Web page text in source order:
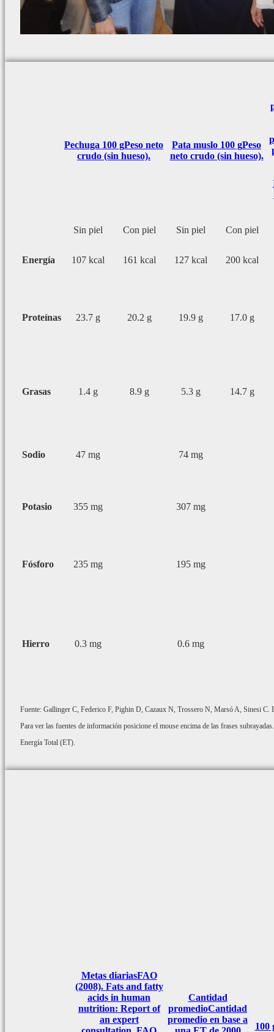
Pechuga 100 gPeso neto
crudo (sin hueso).
Pata muslo 100 gPeso
neto crudo (sin hueso).
Sin piel Con piel Sin piel Con piel
Energía 107 kcal 161 kcal 127 kcal 200 kcal
Proteínas 23.7 g 20.2 g 19.9 g 17.0 g
Grasas 1.4 g 8.9 g 5.3 g 14.7 g
Sodio 47 mg 74 mg
Potasio 355 mg 307 mg
Fósforo 235 mg 195 mg
Hierro 0.3 mg 0.6 mg
Fuente: Gallinger C, Federico F, Pighin D, Cazaux N, Trossero N, Marsó A, Sinesi
Para ver las fuentes de información posicione el mouse encima de las frases subrayadas.
Energía Total (ET).
Metas diariasFAO
(2008). Fats and fatty
acids in human
nutrition: Report of
an expert
Cantidad
promedioCantidad
promedio en base a
100